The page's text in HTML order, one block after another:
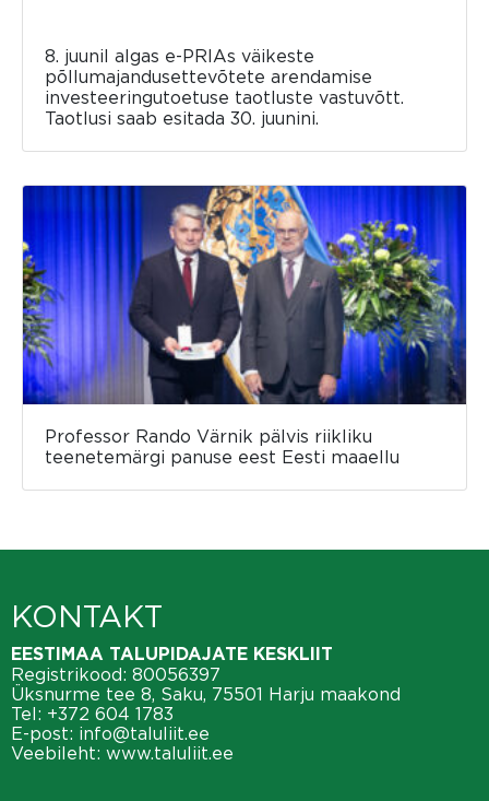
8. juunil algas e-PRIAs väikeste
põllumajandusettevõtete arendamise
investeeringutoetuse taotluste vastuvõtt.
Taotlusi saab esitada 30. juunini.
Professor Rando Värnik pälvis riikliku
teenetemärgi panuse eest Eesti maaellu
KONTAKT
EESTIMAA TALUPIDAJATE KESKLIIT
Registrikood: 80056397
Üksnurme tee 8, Saku, 75501 Harju maakond
Tel: +372 604 1783
E-post: info@taluliit.ee
Veebileht: www.taluliit.ee